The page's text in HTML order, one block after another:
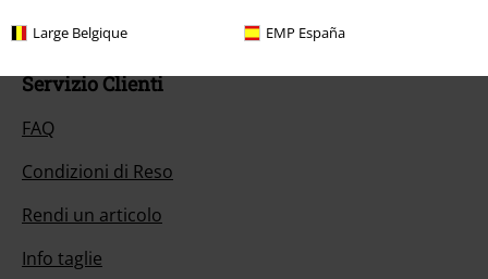
Large Belgique EMP España
Servizio Clienti
FAQ
Condizioni di Reso
Rendi un articolo
Info taglie